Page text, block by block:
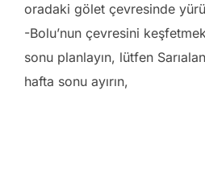
oradaki gölet çevresinde
-Bolu’nun çevresini
sonu planlayın, lütfen
hafta sonu ayırın,